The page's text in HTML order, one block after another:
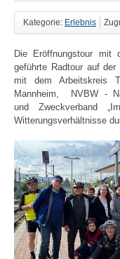
Kategorie: Erlebnis
Die Eröffnungstour mit
geführte Radtour auf der
mit dem Arbeitskreis
Mannheim, NVBW -
und Zweckverband
Witterungsverhältnisse